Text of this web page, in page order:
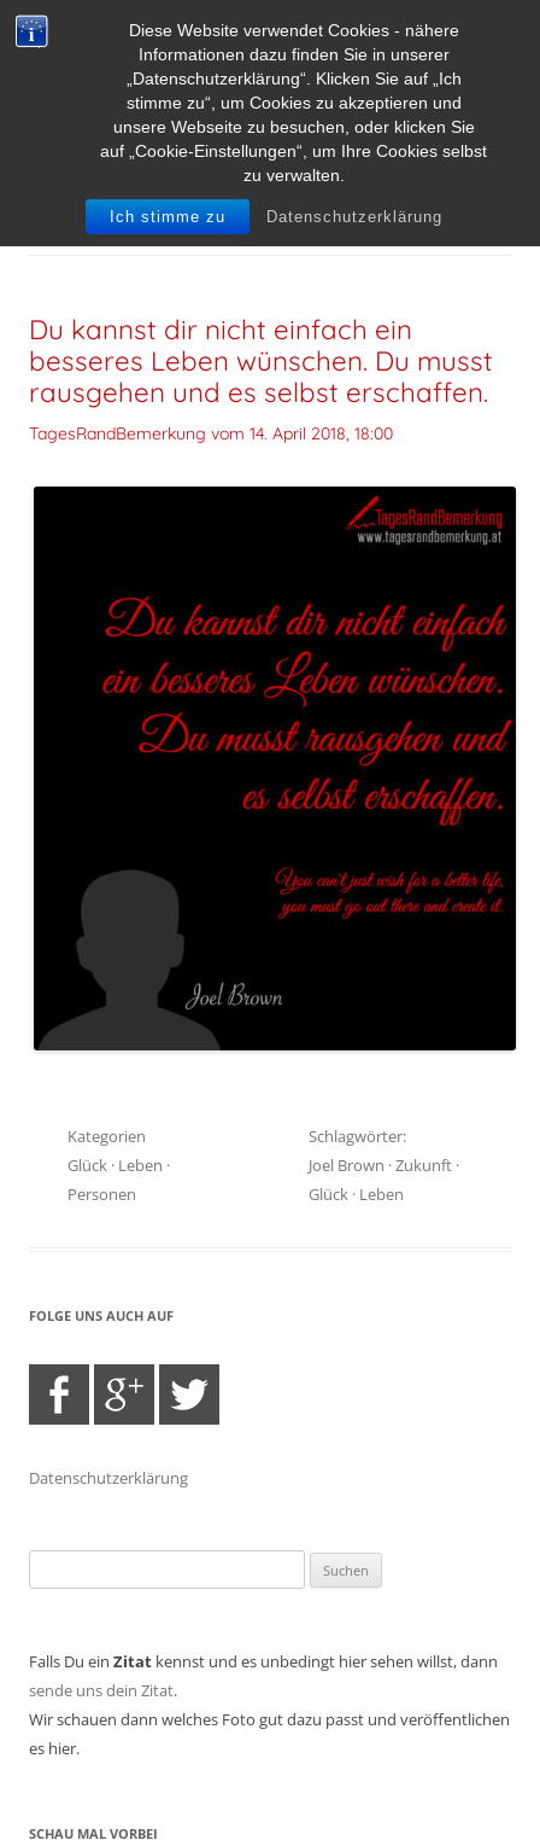
Diese Website verwendet Cookies - nähere
Informationen dazu finden Sie in unserer
„Datenschutzerklärung“. Klicken Sie auf „Ich
stimme zu“, um Cookies zu akzeptieren und
unsere Webseite zu besuchen, oder klicken Sie
auf „Cookie-Einstellungen“, um Ihre Cookies selbst
zu verwalten.
Ich stimme zu Datenschutzerklärung
SCHLAGWORT-ARCHIVE:JOEL BROWN
Du kannst dir nicht einfach ein
besseres Leben wünschen. Du musst
rausgehen und es selbst erschaffen.
TagesRandBemerkung vom 14. April 2018, 18:00
Kategorien
Glück · Leben ·
Personen
Schlagwörter:
Joel Brown ·Zukunft ·
Glück · Leben
FOLGE UNS AUCH AUF
Datenschutzerklärung
nach:
Falls Du ein Zitat kennst und es unbedingt hier sehen willst, dann
sende uns dein Zitat.
Wir schauen dann welches Foto gut dazu passt und veröffentlichen
es hier.
SCHAU MAL VORBEI